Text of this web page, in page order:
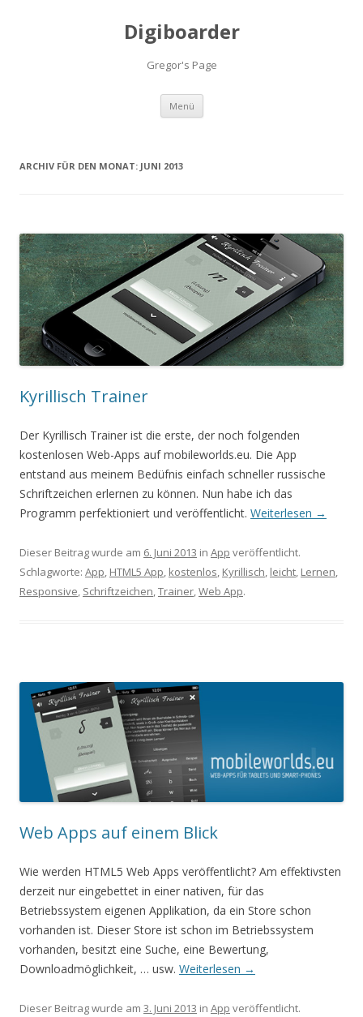
Digiboarder
Gregor's Page
Menü Zum
springen
ARCHIV FÜR DEN MONAT: JUNI 2013
Kyrillisch Trainer
Der Kyrillisch Trainer ist die erste, der noch folgenden
kostenlosen Web-Apps auf mobileworlds.eu. Die App
entstand aus meinem Bedüfnis einfach schneller russische
Schriftzeichen erlernen zu können. Nun habe ich das
Programm perfektioniert und veröffentlicht. Weiterlesen →
Dieser Beitrag wurde am 6. Juni 2013 in App veröffentlicht.
Schlagworte: App, HTML5 App, kostenlos, Kyrillisch, leicht, Lernen,
Responsive, Schriftzeichen,Trainer,Web App.
Web Apps auf einem Blick
Wie werden HTML5 Web Apps veröffentlicht? Am effektivsten
derzeit nur eingebettet in einer nativen, für das
Betriebssystem eigenen Applikation, da ein Store schon
vorhanden ist. Dieser Store ist schon im Betriebssystem
vorhanden, besitzt eine Suche, eine Bewertung,
Downloadmöglichkeit, … usw. Weiterlesen →
Dieser Beitrag wurde am 3. Juni 2013 in App veröffentlicht.